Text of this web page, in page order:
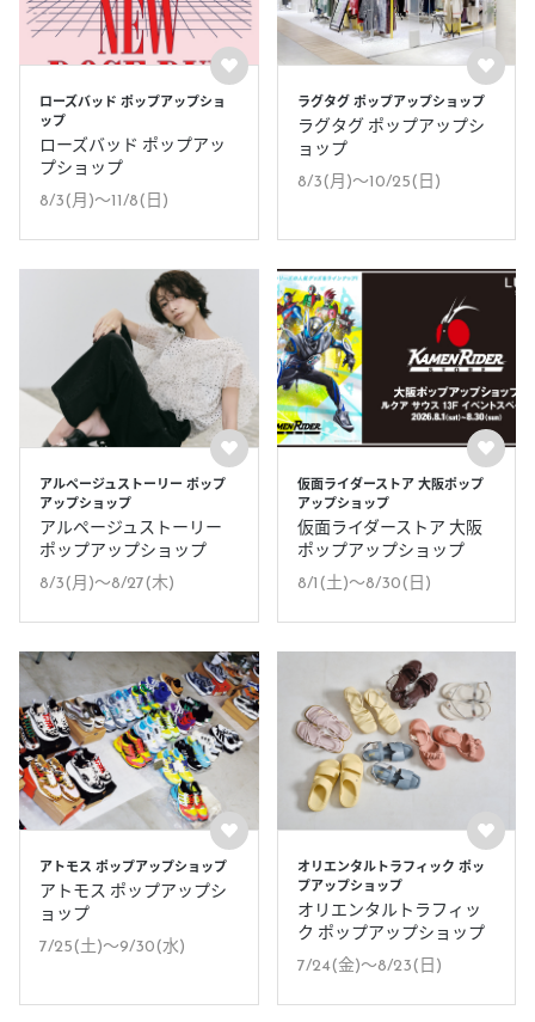
ローズバッド ポップアップショ
ップ
ローズバッド ポップアッ
プショップ
8/3(月)〜11/8(日)
ラグタグ ポップアップショップ
ラグタグ ポップアップシ
ョップ
8/3(月)〜10/25(日)
アルページュストーリー ポップ
アップショップ
アルページュストーリー
ポップアップショップ
8/3(月)〜8/27(木)
仮面ライダーストア 大阪ポップ
アップショップ
仮面ライダーストア 大阪
ポップアップショップ
8/1(土)〜8/30(日)
アトモス ポップアップショップ
アトモス ポップアップシ
ョップ
7/25(土)〜9/30(水)
オリエンタルトラフィック ポッ
プアップショップ
オリエンタルトラフィッ
ク ポップアップショップ
7/24(金)〜8/23(日)